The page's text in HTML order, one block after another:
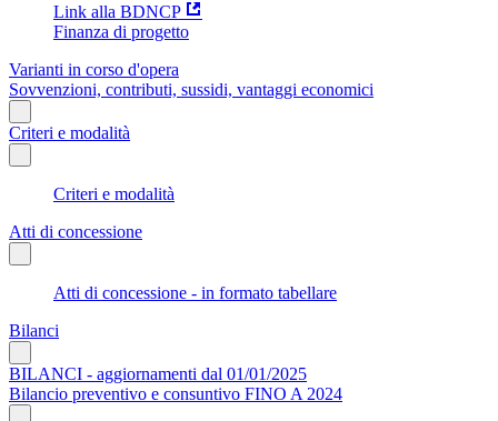
Link alla BDNCP
Finanza di progetto
Varianti in corso d'opera
Sovvenzioni, contributi, sussidi, vantaggi economici
Criteri e modalità
Criteri e modalità
Atti di concessione
Atti di concessione - in formato tabellare
Bilanci
BILANCI - aggiornamenti dal 01/01/2025
Bilancio preventivo e consuntivo FINO A 2024